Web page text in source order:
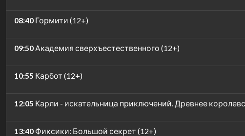
08:40 Гормити (12+)
09:50 Академия сверхъестественного (12+)
10:55 Карбот (12+)
12:05 Карли - искательница приключений. Древнее
13:40 Фиксики: Большой секрет (12+)